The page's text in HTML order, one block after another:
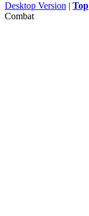
Desktop Version | Top
Combat